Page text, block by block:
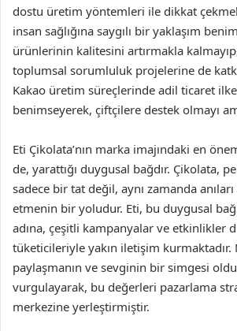
dostu üretim yöntemleri ile dikkat
insan sağlığına saygılı bir yaklaşım
ürünlerinin kalitesini artırmakla
toplumsal sorumluluk projelerine de
Kakao üretim süreçlerinde adil ticaret
benimseyerek, çiftçilere destek olmayı
Eti Çikolata’nın marka imajındaki en
de, yarattığı duygusal bağdır. Çikolata,
sadece bir tat değil, aynı zamanda
etmenin bir yoludur. Eti, bu duygusal
adına, çeşitli kampanyalar ve etkinlikler
tüketicileriyle yakın iletişim kurmaktadır.
paylaşmanın ve sevginin bir simgesi
vurgulayarak, bu değerleri pazarlama
merkezine yerleştirmiştir.